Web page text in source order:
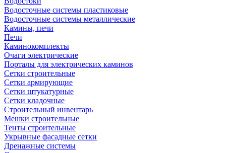
Водосточные системы пластиковые
Водосточные системы металлические
Камины, печи
Печи
Каминокомплекты
Очаги электрические
Порталы для электрических каминов
Сетки строительные
Сетки армирующие
Сетки штукатурные
Сетки кладочные
Строительный инвентарь
Мешки строительные
Тенты строительные
Укрывные фасадные сетки
Дренажные системы